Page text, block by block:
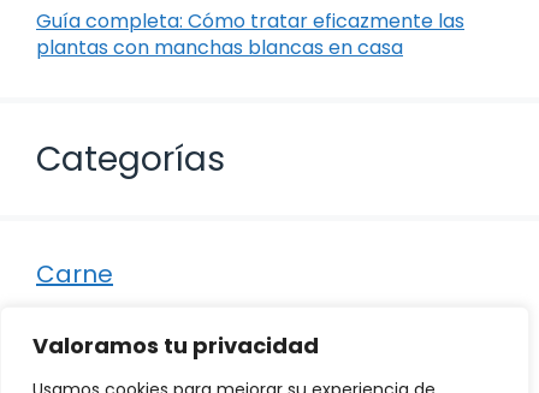
Valoramos tu privacidad
Guía completa: Cómo tratar eficazmente las
plantas con manchas blancas en casa
Categorías
Carne